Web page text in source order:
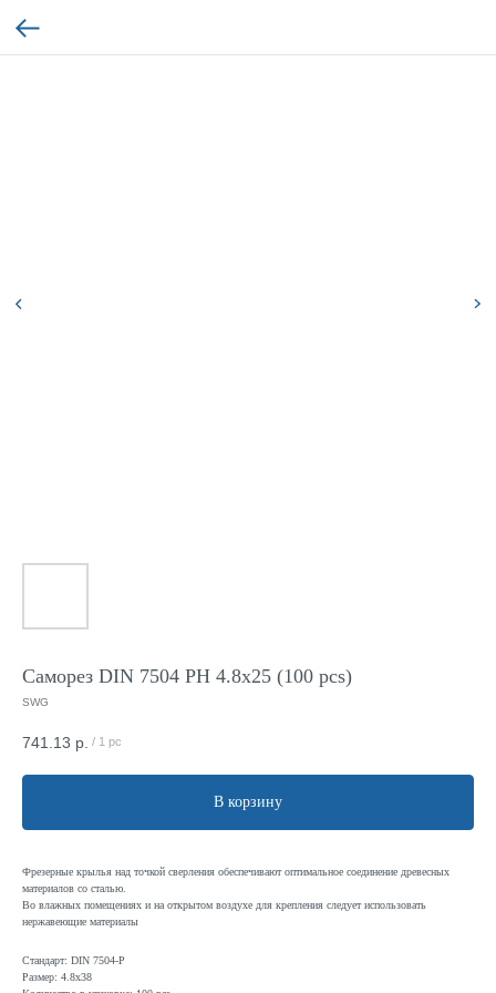
Саморез DIN 7504 PH 4.8x25 (100 pcs)
SWG
741.13 р. / 1 pc
В корзину
Фрезерные крылья над точкой сверления обеспечивают оптимальное соединение древесных
материалов со сталью.
Во влажных помещениях и на открытом воздухе для крепления следует использовать
нержавеющие материалы
Стандарт: DIN 7504-P
Размер: 4.8x38